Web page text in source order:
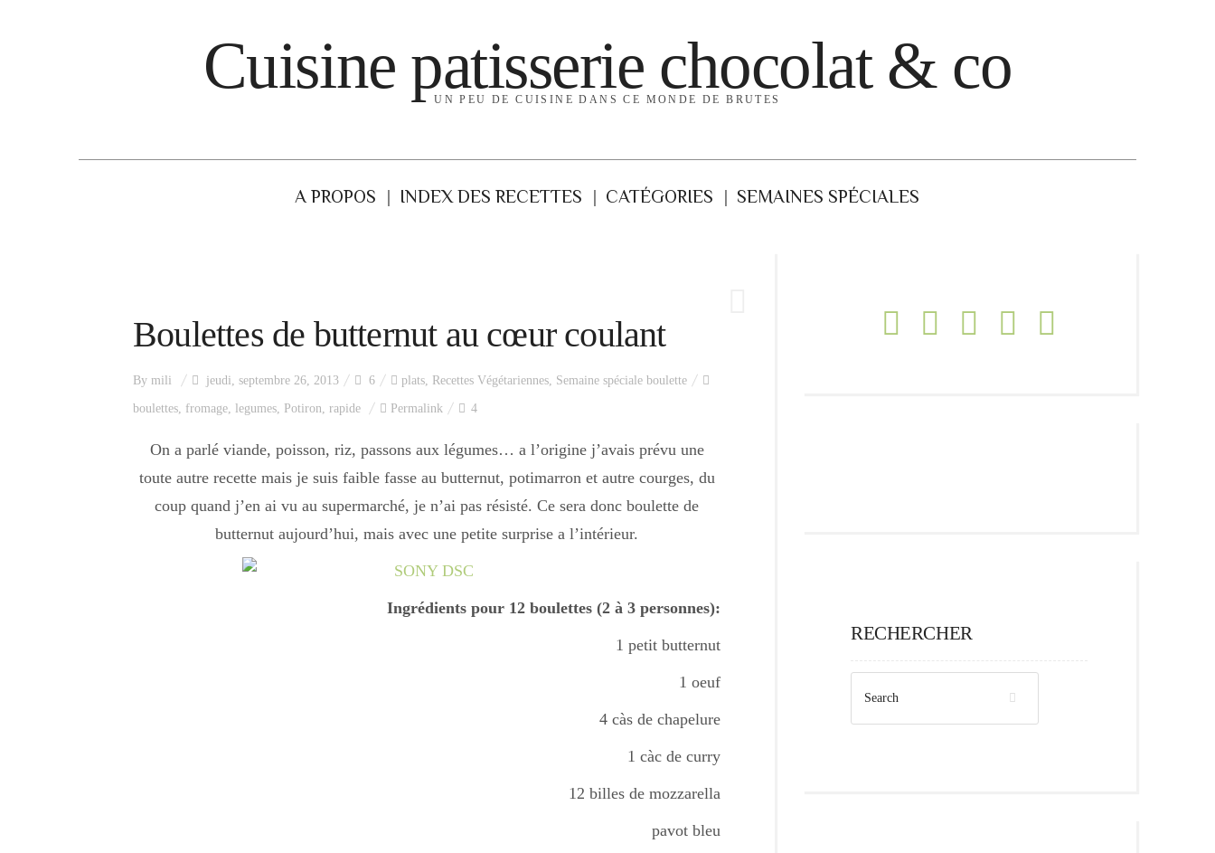
Cuisine patisserie chocolat & co
UN PEU DE CUISINE DANS CE MONDE DE BRUTES
A PROPOS INDEX DES RECETTES CATÉGORIES SEMAINES SPÉCIALES
Boulettes de butternut au cœur coulant
By mili jeudi, septembre 26, 2013 6 plats, Recettes Végétariennes, Semaine spéciale boulette
boulettes, fromage, legumes, Potiron, rapide Permalink 4
On a parlé viande, poisson, riz, passons aux légumes… a l’origine j’avais prévu une
toute autre recette mais je suis faible fasse au butternut, potimarron et autre courges, du
coup quand j’en ai vu au supermarché, je n’ai pas résisté. Ce sera donc boulette de
butternut aujourd’hui, mais avec une petite surprise a l’intérieur.
Ingrédients pour 12 boulettes (2 à 3 personnes):
1 petit butternut
1 oeuf
4 càs de chapelure
1 càc de curry
12 billes de mozzarella
pavot bleu
RECHERCHER